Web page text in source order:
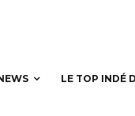
LE TOP INDÉ
!